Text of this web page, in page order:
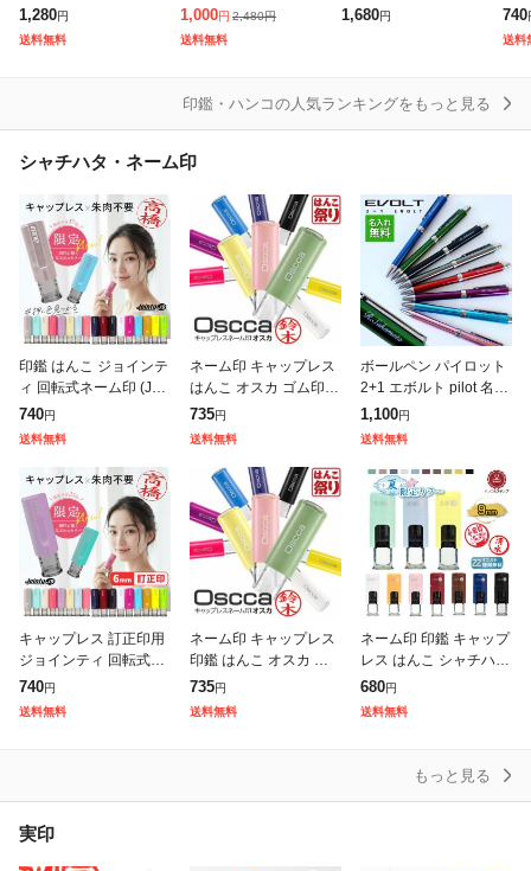
〜 15.0mm ハンコ 印
鑑 ケース 銀行印 認印
1,280円
送料無料
鑑 個人 浸透印 かわい
い おしゃれ オーダー
1,000円 2,480円
送料無料
ミリ はんこ 売れ筋商
1,680円
式
740
送料
印鑑・ハンコの人気ランキングをもっと見る
シャチハタ・ネーム印
印鑑 はんこ ジョインテ
ィ 回転式ネーム印 (Joi
nty J9)ゴム印【サイズ:
10mm丸】 認印 個人印
740円
送料無料
ネーム印 キャップレス
はんこ オスカ ゴム印
認印 印鑑 個人印鑑 回
転式 Oscca (HK020) ハ
735円
送料無料
ボールペン パイロット
2+1 エボルト pilot 名入
れ無料 名入れ ペン 多
機能 ギフト プレゼント
1,100円
送料無料
キャップレス 訂正印用
ジョインティ 回転式ネ
ーム印 (6mm丸) (Jointy
J9)印鑑 認印 印鑑 はん
740円
送料無料
ネーム印 キャップレス
印鑑 はんこ オスカ ゴ
ム印 認印 回転式 Oscca
(HK020) (DTL)
735円
送料無料
ネーム印 印鑑 キャップ
レス はんこ シャチハタ
式 【9mm】 回転式ネ
ームイン ムニ ゴム印
680円
送料無料
もっと見る
実印